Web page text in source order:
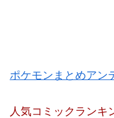
ポケモンまとめアン
人気コミックランキ